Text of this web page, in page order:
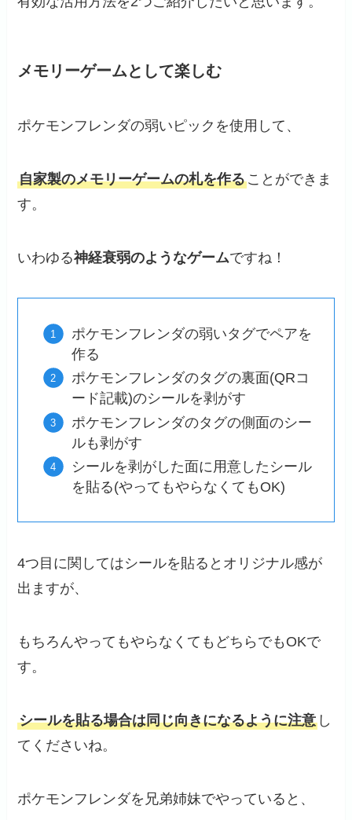
メモリーゲームとして楽しむ
ポケモンフレンダの弱いピックを使用して、
自家製のメモリーゲームの札を作ることができま
す。
いわゆる神経衰弱のようなゲームですね！
ポケモンフレンダの弱いタグでペアを
作る
ポケモンフレンダのタグの裏面(QRコ
ード記載)のシールを剥がす
ポケモンフレンダのタグの側面のシー
ルも剥がす
シールを剥がした面に用意したシール
を貼る(やってもやらなくてもOK)
4つ目に関してはシールを貼るとオリジナル感が
出ますが、
もちろんやってもやらなくてもどちらでもOKで
す。
シールを貼る場合は同じ向きになるように注意 し
てくださいね。
ポケモンフレンダを兄弟姉妹でやっていると、